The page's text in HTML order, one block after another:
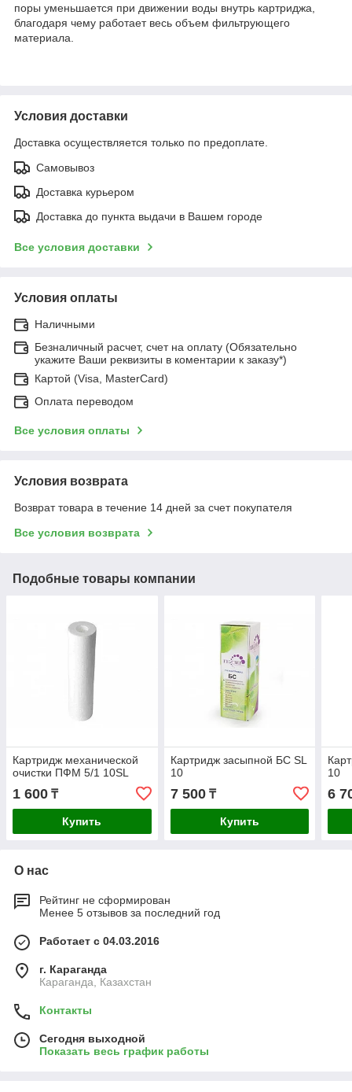
поры уменьшается при движении воды внутрь картриджа,
благодаря чему работает весь объем фильтрующего
материала.
Условия доставки
Доставка осуществляется только по предоплате.
Самовывоз
Доставка курьером
Доставка до пункта выдачи в Вашем городе
Все условия доставки
Условия оплаты
Наличными
Безналичный расчет, счет на оплату (Обязательно
укажите Ваши реквизиты в коментарии к заказу*)
Картой (Visa, MasterCard)
Оплата переводом
Все условия оплаты
Условия возврата
Возврат товара в течение 14 дней за счет покупателя
Все условия возврата
Подобные товары компании
Картридж механической
очистки ПФМ 5/1 10SL
1 600 ₸
Купить
Картридж засыпной БС SL
10
7 500₸
Купить
10
6
О нас
Рейтинг не сформирован
Менее 5 отзывов за последний год
Работает с 04.03.2016
г. Караганда
Караганда, Казахстан
Контакты
Сегодня выходной
Показать весь график работы